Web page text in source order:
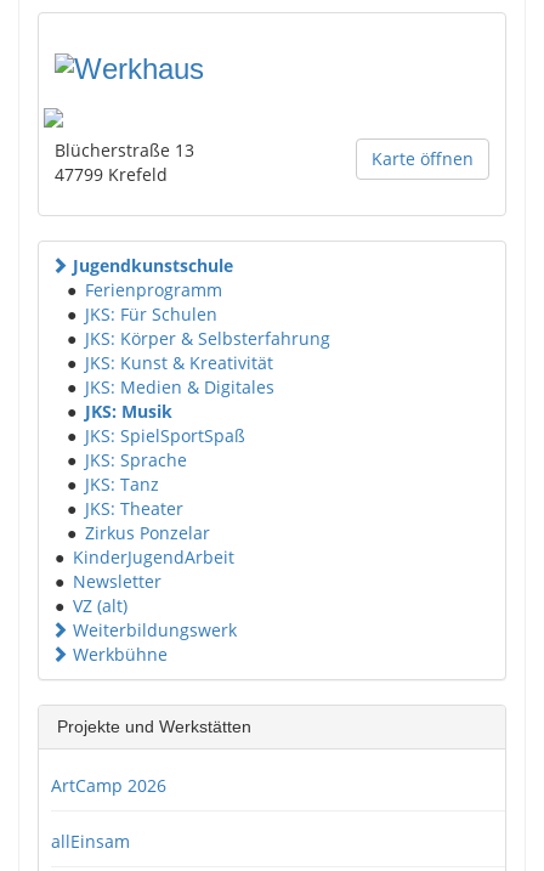
Karte öffnen
Blücherstraße 13
47799 Krefeld
Jugendkunstschule
● Ferienprogramm
● JKS: Für Schulen
● JKS: Körper & Selbsterfahrung
● JKS: Kunst & Kreativität
● JKS: Medien & Digitales
● JKS: Musik
● JKS: SpielSportSpaß
● JKS: Sprache
● JKS: Tanz
● JKS: Theater
● Zirkus Ponzelar
● KinderJugendArbeit
● Newsletter
● VZ (alt)
Weiterbildungswerk
Werkbühne
Projekte und Werkstätten
ArtCamp 2026
allEinsam